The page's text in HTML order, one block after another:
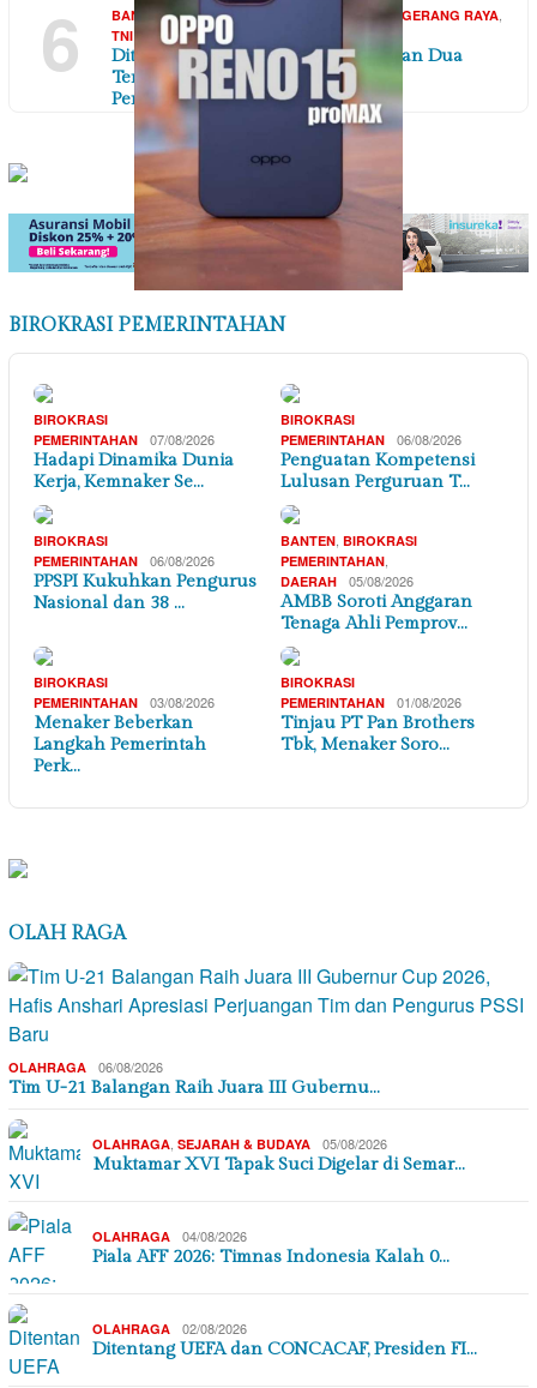
6 BANTEN,DAERAH, TANGERANG RAYA
TNI POLRI 07/08/2026
Ditreskrimum Polda Banten Tetapkan Dua
Tersangka Kasus Aksi Anarkis dan
Penghasutan d…
BIROKRASI PEMERINTAHAN
BIROKRASI
PEMERINTAHAN
07/08/2026
Hadapi Dinamika Dunia
Kerja, Kemnaker Se…
BIROKRASI
PEMERINTAHAN
06/08/2026
Penguatan Kompetensi
Lulusan Perguruan T…
BIROKRASI
PEMERINTAHAN
06/08/2026
PPSPI Kukuhkan Pengurus
Nasional dan 38 …
BANTEN, BIROKRASI
PEMERINTAHAN,
DAERAH 05/08/2026
AMBB Soroti Anggaran
Tenaga Ahli Pemprov…
BIROKRASI
PEMERINTAHAN
03/08/2026
Menaker Beberkan
Langkah Pemerintah
Perk…
BIROKRASI
PEMERINTAHAN
01/08/2026
Tinjau PT Pan Brothers
Tbk, Menaker Soro…
OLAH RAGA
OLAHRAGA 06/08/2026
Tim U-21 Balangan Raih Juara III Gubernu…
OLAHRAGA, SEJARAH & BUDAYA 05/08/2026
Muktamar XVI Tapak Suci Digelar di Semar…
OLAHRAGA 04/08/2026
Piala AFF 2026: Timnas Indonesia Kalah 0…
OLAHRAGA 02/08/2026
Ditentang UEFA dan CONCACAF, Presiden FI…